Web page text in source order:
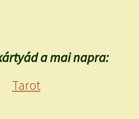
a mai napra:
Tarot